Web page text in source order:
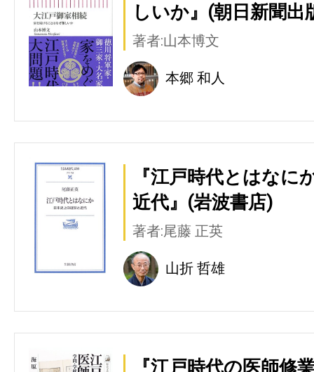
しいか』(朝日新聞出
著者:山本博文
本郷 和人
『江戸時代とはな
近代』(岩波書店)
著者:尾藤 正英
山折 哲雄
『江戸時代の医師修